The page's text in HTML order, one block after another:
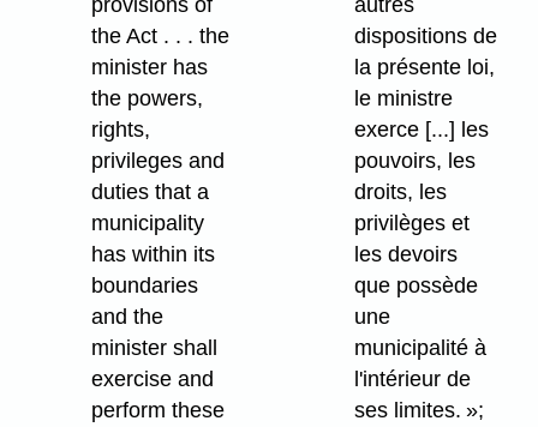
the Act . . . the
minister has
the powers,
rights,
privileges and
duties that a
municipality
has within its
boundaries
and the
minister shall
exercise and
perform these
dispositions de
la présente loi,
le ministre
exerce [...] les
pouvoirs, les
droits, les
privilèges et
les devoirs
que possède
une
municipalité à
l'intérieur de
ses limites. »;